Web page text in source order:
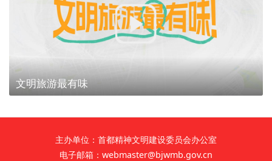
文明旅游最有味
主办单位：首都精神文明建设委员会办公室
电子邮箱：webmaster@bjwmb.gov.cn